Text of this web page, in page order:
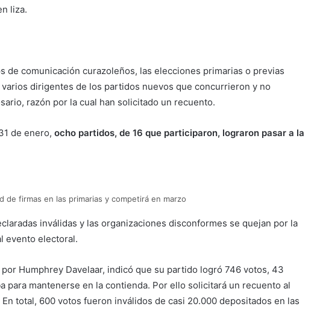
liza.
de comunicación curazoleños, las elecciones primarias o previas
dirigentes de los partidos nuevos que concurrieron y no
razón por la cual han solicitado un recuento.
de enero, ocho partidos, de 16 que participaron, lograron pasar a la
de firmas en las primarias y competirá en marzo
inválidas y las organizaciones disconformes se quejan por la
evento electoral.
Humphrey Davelaar, indicó que su partido logró 746 votos, 43
para mantenerse en la contienda. Por ello solicitará un recuento al
total, 600 votos fueron inválidos de casi 20.000 depositados en las